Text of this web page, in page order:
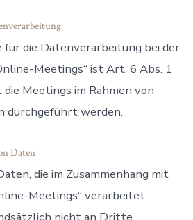
für die Datenverarbeitung bei der
Meetings“ ist Art. 6 Abs. 1
Meetings im Rahmen von
durchgeführt werden.
Daten
die im Zusammenhang mit
Meetings“ verarbeitet